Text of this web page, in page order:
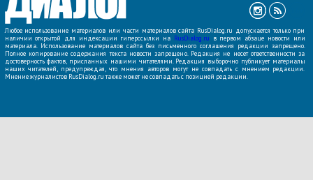
Любое использование материалов или части материалов сайта RusDialog.ru допускается только при
наличии открытой для индексации гиперссылки на RusDialog.ru в первом абзаце новости или
материала. Использование материалов сайта без письменного соглашения редакции запрещено.
Полное копирование содержания текста новости запрещено. Редакция не несет ответственности за
достоверность фактов, присланных нашими читателями. Редакция выборочно публикует материалы
наших читателей, предупреждая, что мнения авторов могут не совпадать с мнением редакции.
Мнение журналистов RusDialog.ru также может не совпадать с позицией редакции.